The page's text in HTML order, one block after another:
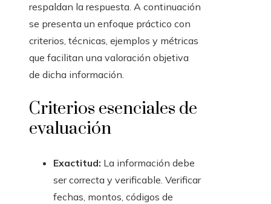
respaldan la respuesta. A continuación
se presenta un enfoque práctico con
criterios, técnicas, ejemplos y métricas
que facilitan una valoración objetiva
de dicha información.
Criterios esenciales de
evaluación
Exactitud: La información debe
ser correcta y verificable. Verificar
fechas, montos, códigos de